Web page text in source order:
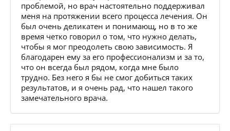
проблемой, но врач настоятельно поддерживал
меня на протяжении всего процесса лечения. Он
был очень деликатен и понимающ, но в то же
время четко говорил о том, что нужно делать,
чтобы я мог преодолеть свою зависимость. Я
благодарен ему за его профессионализм и за то,
что он всегда был рядом, когда мне было
трудно. Без него я бы не смог добиться таких
результатов, и я очень рад, что нашел такого
замечательного врача.